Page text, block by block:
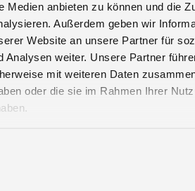
Medien anbieten zu können und die
Außerdem geben wir
Website an unsere Partner für
Analysen weiter. Unsere Partner
mit weiteren Daten
oder die sie im Rahmen Ihrer
am neuen Standort - Herzlichen
Feiertage & Brückentage